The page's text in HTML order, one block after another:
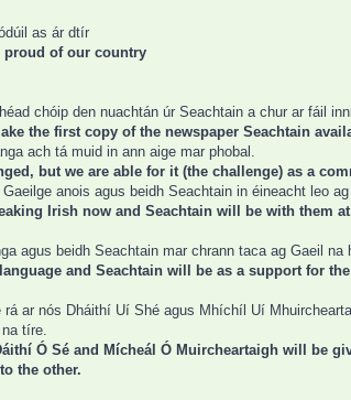
as ár dtír
proud of our country
chóip den nuachtán úr Seachtain a chur ar fáil
the first copy of the newspaper Seachtain
ach tá muid in ann aige mar phobal.
but we are able for it (the challenge) as a
anois agus beidh Seachtain in éineacht leo
Irish now and Seachtain will be with them
agus beidh Seachtain mar chrann taca ag Gaeil
and Seachtain will be as a support for
rá ar nós Dháithí Uí Shé agus Mhíchíl Uí
tíre.
Ó Sé and Mícheál Ó Muircheartaigh will be
the other.